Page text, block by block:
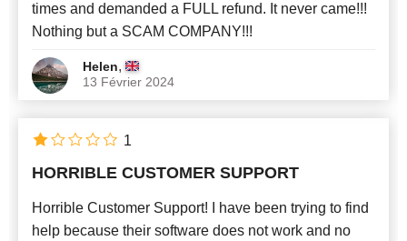
times and demanded a FULL refund. It never came!!!
Nothing but a SCAM COMPANY!!!
Helen,
13 Février 2024
HORRIBLE CUSTOMER SUPPORT
Horrible Customer Support! I have been trying to find
help because their software does not work and no
1